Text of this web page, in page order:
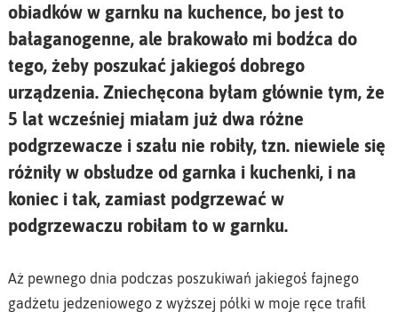
obiadków w garnku na kuchence, bo jest to
bałaganogenne, ale brakowało mi bodźca do
tego, żeby poszukać jakiegoś dobrego
urządzenia. Zniechęcona byłam głównie tym, że
5 lat wcześniej miałam już dwa różne
podgrzewacze i szału nie robiły, tzn. niewiele się
różniły w obsłudze od garnka i kuchenki, i na
koniec i tak, zamiast podgrzewać w
podgrzewaczu robiłam to w garnku.
Aż pewnego dnia podczas poszukiwań jakiegoś fajnego
gadżetu jedzeniowego z wyższej półki w moje ręce trafił